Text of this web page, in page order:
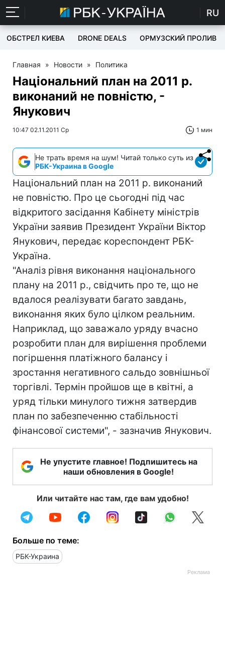
RU
ОБСТРЕЛ КИЕВА DRONE DEALS ОРМУЗСКИЙ ПРОЛИВ
Главная » Новости » Политика
Національний план на 2011 р.
виконаний не повністю, -
Янукович
10:47 02.11.2011 Ср 1 мин
Не трать время на шум! Читай только суть из
РБК-Украина в Google
Національний план на 2011 р. виконаний
не повністю. Про це сьогодні під час
відкритого засідання Кабінету міністрів
України заявив Президент України Віктор
Янукович, передає кореспондент РБК-
Україна.
"Аналіз рівня виконання національного
плану на 2011 р., свідчить про те, що не
вдалося реалізувати багато завдань,
виконання яких було цілком реальним.
Наприклад, що заважало уряду вчасно
розробити план для вирішення проблеми
погіршення платіжного балансу і
зростання негативного сальдо зовнішньої
торгівлі. Термін пройшов ще в квітні, а
уряд тільки минулого тижня затвердив
план по забезпеченню стабільності
фінансової системи", - зазначив Янукович.
Не упустите главное! Подпишитесь на
наши обновления в Google!
Или читайте нас там, где вам удобно!
Больше по теме:
РБК-Украина